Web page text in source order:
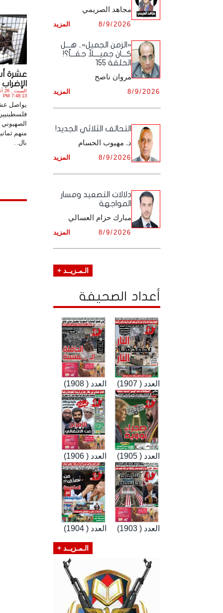
عشرة
7:48:13 PM
يواصل
منهم
بال. .
أرشيف شهر ديـسـمـبـر ,
أرشيف شهر نـوفـمـبـر ,
مجاهد الصريمي
المزيد 8/9/2026
«الزمن الجميل».. هـــل
كـــان جميــــلاً حقـــاً؟!
الحلقة 155
مروان ناصح
المزيد 8/9/2026
التحالف الثلاثي الجديد!
د. مهيوب الحسام
المزيد 8/9/2026
دلالات التصعيد ومسار
المواجهة
مبارك حزام العسالي
المزيد 8/9/2026
الـمـزيــد +
أعداد الصحيفة
العدد ( 1908) العدد ( 1907)
العدد ( 1906) العدد ( 1905)
العدد ( 1904) العدد ( 1903)
الـمـزيــد +